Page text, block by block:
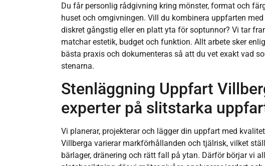
Du får personlig rådgivning kring mönster, format och
huset och omgivningen. Vill du kombinera uppfarten med
diskret gångstig eller en platt yta för soptunnor? Vi tar
matchar estetik, budget och funktion. Allt arbete sker
bästa praxis och dokumenteras så att du vet exakt vad
stenarna.
Stenläggning Uppfart
experter på slitstarka
Vi planerar, projekterar och lägger din uppfart med kvalitet
Villberga varierar markförhållanden och tjälrisk, vilket
bärlager, dränering och rätt fall på ytan. Därför börjar vi